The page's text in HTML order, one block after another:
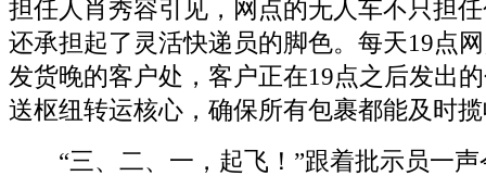
担任人肖秀容引见，网点的无人车不只担
还承担起了灵活快递员的脚色。每天19点
发货晚的客户处，客户正在19点之后发出
送枢纽转运核心，确保所有包裹都能及时
“三、二、一，起飞！”跟着批示员一声